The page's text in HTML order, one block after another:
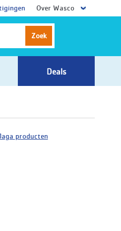
Over Wasco
Zoek
Deals
producten